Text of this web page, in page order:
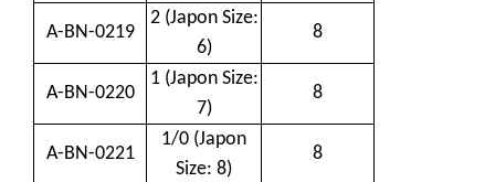
A-BN-0219
2 (Japon Size:
6)
8
A-BN-0220
1 (Japon Size:
7)
8
A-BN-0221
1/0 (Japon
Size: 8)
8